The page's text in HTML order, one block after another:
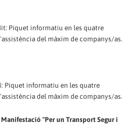
Piquet informatiu en les quatre
del màxim de companys/as.
Piquet informatiu en les quatre
del màxim de companys/as.
"Per un Transport Segur i